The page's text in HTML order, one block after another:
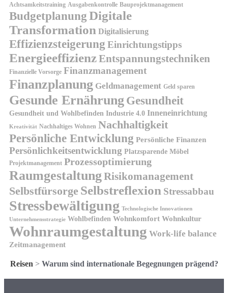
Achtsamkeitstraining Ausgabenkontrolle Bauprojektmanagement
BudgetplanungDigitale
Transformation Digitalisierung
Effizienzsteigerung Einrichtungstipps
EnergieeffizienzEntspannungstechniken
Finanzielle Vorsorge Finanzmanagement
Finanzplanung Geldmanagement Geld sparen
Gesunde Ernährung Gesundheit
Gesundheit und Wohlbefinden Industrie 4.0 Inneneinrichtung
Kreativität Nachhaltiges Wohnen Nachhaltigkeit
Persönliche Entwicklung Persönliche Finanzen
Persönlichkeitsentwicklung Platzsparende Möbel
Projektmanagement Prozessoptimierung
Raumgestaltung Risikomanagement
Selbstfürsorge Selbstreflexion Stressabbau
Stressbewältigung Technologische Innovationen
Unternehmensstrategie Wohlbefinden Wohnkomfort Wohnkultur
Wohnraumgestaltung Work-life balance
Zeitmanagement
Reisen > Warum sind internationale Begegnungen prägend?